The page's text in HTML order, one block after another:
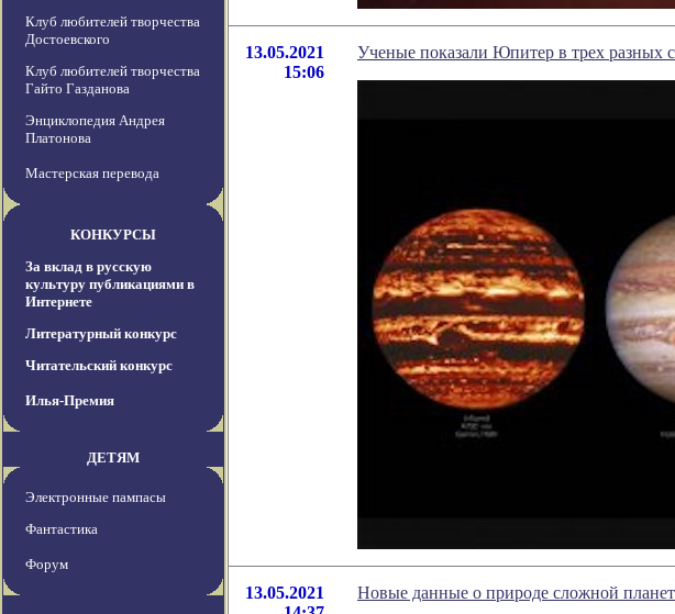
Клуб любителей творчества
Достоевского
Клуб любителей творчества
Гайто Газданова
Энциклопедия Андрея
Платонова
Мастерская перевода
КОНКУРСЫ
За вклад в русскую
культуру публикациями в
Интернете
Литературный конкурс
Читательский конкурс
Илья-Премия
ДЕТЯМ
Электронные пампасы
Фантастика
Форум
13.05.2021
15:06
Ученые показали Юпитер в трех разных
13.05.2021
Новые данные о природе сложной